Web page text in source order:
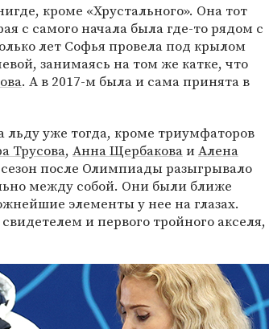
кроме «Хрустального». Она тот
с самого начала была где-то рядом с
лет Софья провела под крылом
занимаясь на том же катке, что
. А в 2017-м была и сама принята в
уже тогда, кроме триумфаторов
Трусова, Анна ЩербаковаиАлена
после Олимпиады разыгрывало
между собой. Они были ближе
элементы у нее на глазах.
и первого тройного акселя,